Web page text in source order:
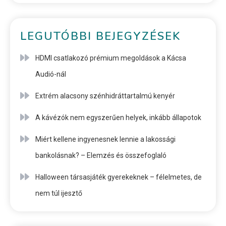
LEGUTÓBBI BEJEGYZÉSEK
HDMI csatlakozó prémium megoldások a Kácsa
Audió-nál
Extrém alacsony szénhidráttartalmú kenyér
A kávézók nem egyszerűen helyek, inkább állapotok
Miért kellene ingyenesnek lennie a lakossági
bankolásnak? – Elemzés és összefoglaló
Halloween társasjáték gyerekeknek – félelmetes, de
nem túl ijesztő